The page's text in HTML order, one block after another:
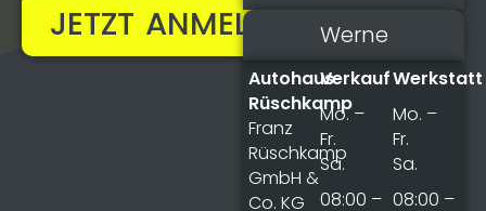
JETZT ANMELDEN!
Werne
Autohaus
Rüschkamp
Franz
Rüschkamp
GmbH &
Co. KG
Verkauf
Mo. –
Fr.
Sa.
08:00 –
Werkstatt
Mo. –
Fr.
Sa.
08:00 –